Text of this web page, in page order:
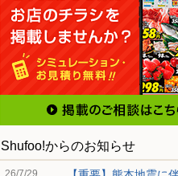
Shufoo!からのお知らせ